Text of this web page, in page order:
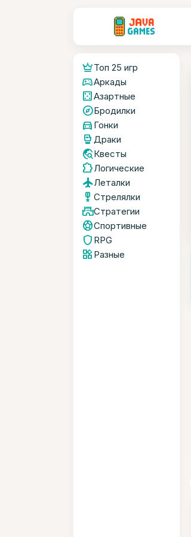
crownТоп 25 игр
sports_esportsАркады
casinoАзартные
exploreБродилки
directions_car Гонки
sports_mma Драки
travel_exploreКвесты
extensionЛогические
flightЛеталки
military_tech Стрелялки
castleСтратегии
sports_soccerСпортивные
shield RPG
widgetsРазные